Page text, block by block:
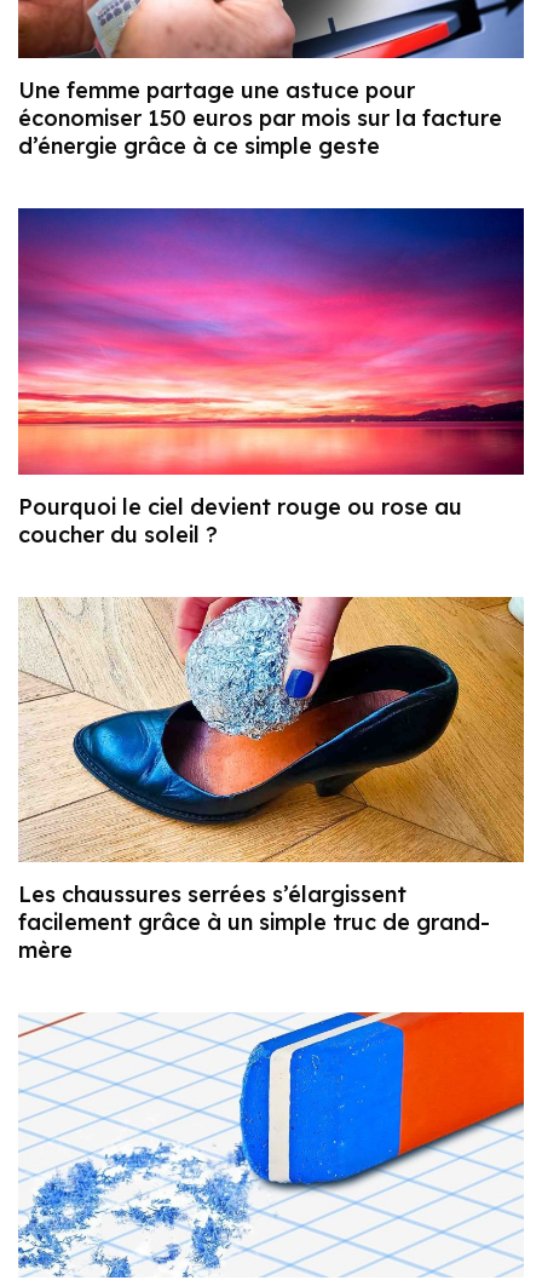
Une femme partage une astuce pour
économiser 150 euros par mois sur la facture
d’énergie grâce à ce simple geste
Pourquoi le ciel devient rouge ou rose au
coucher du soleil ?
Les chaussures serrées s’élargissent
facilement grâce à un simple truc de grand-
mère